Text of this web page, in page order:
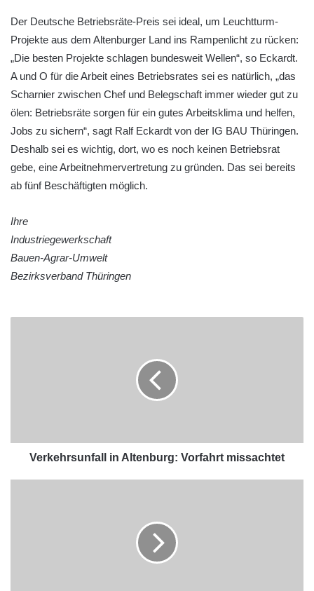
Der Deutsche Betriebsräte-Preis sei ideal, um Leuchtturm-
Projekte aus dem Altenburger Land ins Rampenlicht zu rücken:
„Die besten Projekte schlagen bundesweit Wellen“, so Eckardt.
A und O für die Arbeit eines Betriebsrates sei es natürlich, „das
Scharnier zwischen Chef und Belegschaft immer wieder gut zu
ölen: Betriebsräte sorgen für ein gutes Arbeitsklima und helfen,
Jobs zu sichern“, sagt Ralf Eckardt von der IG BAU Thüringen.
Deshalb sei es wichtig, dort, wo es noch keinen Betriebsrat
gebe, eine Arbeitnehmervertretung zu gründen. Das sei bereits
ab fünf Beschäftigten möglich.
Ihre
Industriegewerkschaft
Bauen-Agrar-Umwelt
Bezirksverband Thüringen
Verkehrsunfall in Altenburg: Vorfahrt missachtet